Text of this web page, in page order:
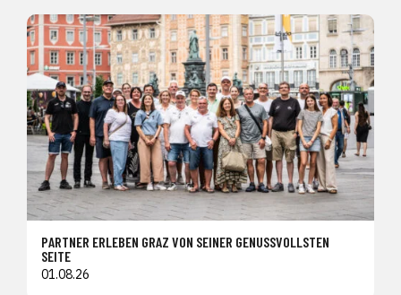
PARTNER ERLEBEN GRAZ VON SEINER GENUSSVOLLSTEN
SEITE
01.08.26